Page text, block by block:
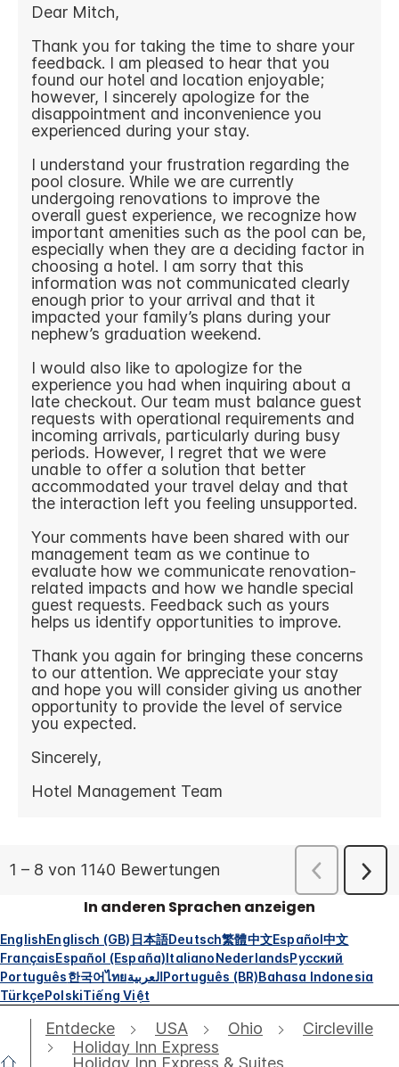
In anderen Sprachen anzeigen
EnglishEnglisch (GB) 日本語Deutsch繁體中文Español中文
FrançaisEspañol (España)ItalianoNederlandsРусский
Português한국어ไทยالعربيةPortuguês (BR)Bahasa Indonesia
TürkçePolskiTiếng Việt
Entdecke USA Ohio
Circleville
Holiday Inn Express
Holiday Inn Express & Suites